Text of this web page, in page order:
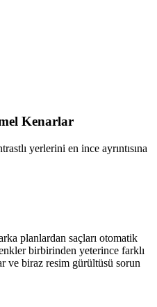
Kenarlar
yerlerini en ince ayrıntısına
planlardan saçları otomatik
birbirinden yeterince farklı
ve biraz resim gürültüsü sorun